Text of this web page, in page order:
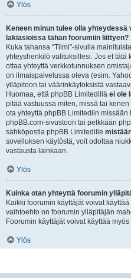
Ylös
Keneen minun tulee olla
lakiasioissa tähän foorumiin liittyen?
Kuka tahansa “Tiimi”-sivulla
yhteyshenkilö valituksillesi. Jos et tätä
ottaa yhteyttä verkkotunnuksen
on ilmaispalvelussa oleva (esim.
ylläpitoon tai väärinkäytöksistä
Huomaa, että phpBB Limitedillä ei ole
pitää vastuussa miten, missä tai
ota yhteyttä phpBB Limitediin missään
phpBB.com-sivustoon tai pelkkään
sähköpostia phpBB Limitedille
sovelluksen käytöstä, voit odottaa
vastausta lainkaan.
Ylös
Kuinka otan yhteyttä foorumin
Kaikki foorumin käyttäjät voivat
vaihtoehto on foorumin ylläpitäjän
Foorumin käyttäjät voivat käyttää myös
Ylös